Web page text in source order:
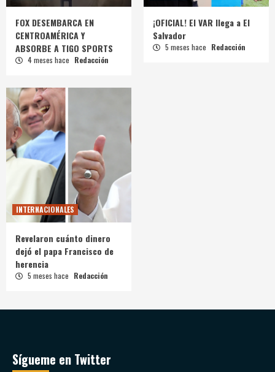
FOX DESEMBARCA EN
CENTROAMÉRICA Y
ABSORBE A TIGO SPORTS
4 meses hace Redacción
¡OFICIAL! El VAR llega a El
Salvador
5 meses hace Redacción
INTERNACIONALES
Revelaron cuánto dinero
dejó el papa Francisco de
herencia
5 meses hace Redacción
Sígueme en Twitter